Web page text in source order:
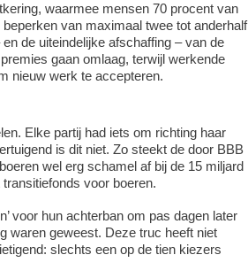
waarmee mensen 70 procent van
van maximaal twee tot anderhalf
de uiteindelijke afschaffing – van de
gaan omlaag, terwijl werkende
nieuw werk te accepteren.
Elke partij had iets om richting haar
is dit niet. Zo steekt de door BBB
wel erg schamel af bij de 15 miljard
voor boeren.
voor hun achterban om pas dagen later
waren geweest. Deze truc heeft niet
slechts een op de tien kiezers